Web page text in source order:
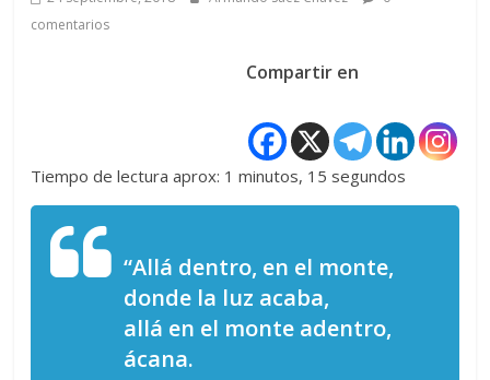
comentarios
Compartir en
Tiempo de lectura aprox: 1 minutos, 15 segundos
“Allá dentro, en el monte,
donde la luz acaba,
allá en el monte adentro,
ácana.